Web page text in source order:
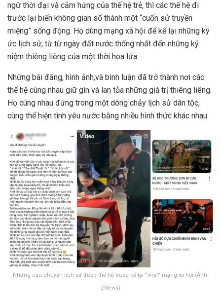
ngữ thời đại và cảm hứng của thế hệ trẻ, thì các thế hệ đi
trước lại biến không gian số thành một “cuốn sử truyền
miệng” sống động. Họ dùng mạng xã hội để kể lại những ký
ức lịch sử, từ từ ngày đất nước thống nhất đến những kỷ
niệm thiêng liêng của một thời hoa lửa.
Những bài đăng, hình ảnh,và bình luận đã trở thành nơi các
thế hệ cùng nhau giữ gìn và lan tỏa những giá trị thiêng liêng.
Họ cùng nhau đứng trong một dòng chảy lịch sử dân tộc,
cùng thể hiện tình yêu nước bằng nhiều hình thức khác nhau.
Những câu chuyện lịch sử được thế hệ trước kể lại “viral” mạng xã hội (Ảnh:
ZNews)